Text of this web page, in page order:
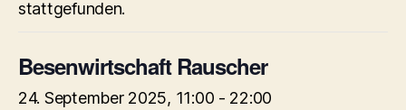
stattgefunden.
Besenwirtschaft Rauscher
24. September 2025, 11:00 - 22:00